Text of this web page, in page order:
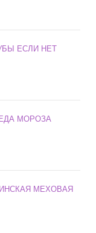
ЕСЛИ НЕТ
МОРОЗА
МЕХОВАЯ